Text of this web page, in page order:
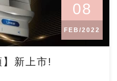
08
FEB/2022
】新上市!